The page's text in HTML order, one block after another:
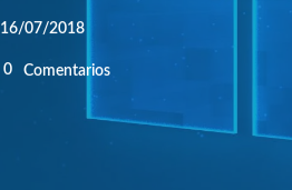
16/07/2018
0 Comentarios